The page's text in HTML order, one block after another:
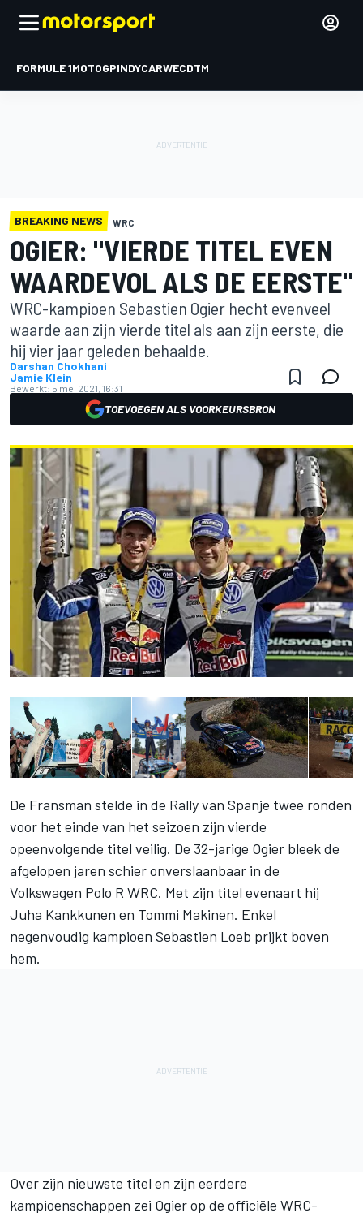
FORMULE 1MOTOGPINDYCARWECDTM
BREAKING NEWS WRC
OGIER: "VIERDE TITEL EVEN
WAARDEVOL ALS DE EERSTE"
WRC-kampioen Sebastien Ogier hecht evenveel
waarde aan zijn vierde titel als aan zijn eerste, die
hij vier jaar geleden behaalde.
Darshan Chokhani
Jamie Klein
Bewerkt: 5 mei 2021, 16:31
TOEVOEGEN ALS VOORKEURSBRON
De Fransman stelde in de Rally van Spanje twee ronden
voor het einde van het seizoen zijn vierde
opeenvolgende titel veilig. De 32-jarige Ogier bleek de
afgelopen jaren schier onverslaanbaar in de
Volkswagen Polo R WRC. Met zijn titel evenaart hij
Juha Kankkunen en Tommi Makinen. Enkel
negenvoudig kampioen Sebastien Loeb prijkt boven
hem.
Over zijn nieuwste titel en zijn eerdere
kampioenschappen zei Ogier op de officiële WRC-